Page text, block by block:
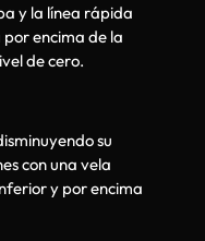
y la línea rápida
encima de la
de cero.
su
con una vela
y por encima